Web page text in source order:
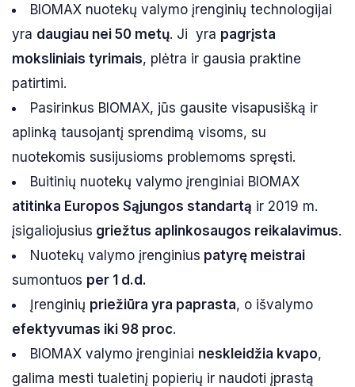
BIOMAX nuotekų valymo įrenginių technologijai
yra daugiau nei 50 metų. Ji yra pagrįsta
moksliniais tyrimais, plėtra ir gausia praktine
patirtimi.
Pasirinkus BIOMAX, jūs gausite visapusišką ir
aplinką tausojantį sprendimą visoms, su
nuotekomis susijusioms problemoms spręsti.
Buitinių nuotekų valymo įrenginiai BIOMAX
atitinka Europos Sąjungos standartą ir 2019 m.
įsigaliojusius griežtus aplinkosaugos reikalavimus.
Nuotekų valymo įrenginius patyrę meistrai
sumontuos per 1 d.d.
Įrenginių priežiūra yra paprasta, o išvalymo
efektyvumas iki 98 proc.
BIOMAX valymo įrenginiai neskleidžia kvapo,
galima mesti tualetinį popierių ir naudoti įprastą